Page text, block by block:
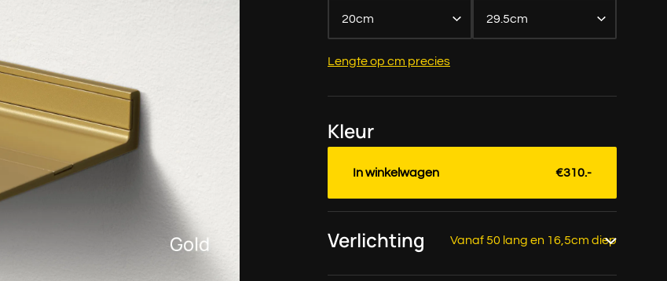
20cm 29.5cm
Lengte op cm precies
Kleur
Verlichting Vanaf 50 lang en 16,5cm diep
In winkelwagen €310.-